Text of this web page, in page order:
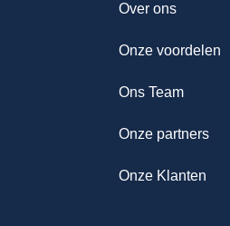
Over ons
Onze voordelen
Ons Team
Onze partners
Onze Klanten